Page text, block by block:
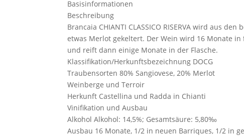
Basisinformationen
Beschreibung
Brancaia CHIANTI CLASSICO RISERVA wird aus
etwas Merlot gekeltert. Der Wein wird 16 Monate
und reift dann einige Monate in der Flasche.
Klassifikation/Herkunftsbezeichnung DOCG
Traubensorten 80% Sangiovese, 20% Merlot
Weinberge und Terroir
Herkunft Castellina und Radda in Chianti
Vinifikation und Ausbau
Alkohol Alkohol: 14,5%; Gesamtsäure: 5,80‰
Ausbau 16 Monate, 1/2 in neuen Barriques, 1/2 in